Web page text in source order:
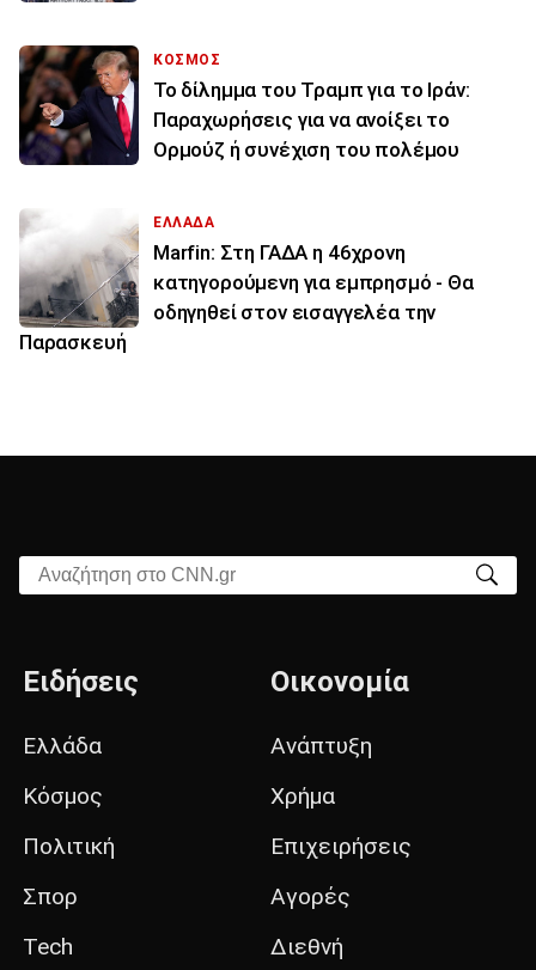
ΚΟΣΜΟΣ
Το δίλημμα του Τραμπ για το Ιράν:
Παραχωρήσεις για να ανοίξει το
Ορμούζ ή συνέχιση του πολέμου
ΕΛΛΑΔΑ
Marfin: Στη ΓΑΔΑ η 46χρονη
κατηγορούμενη για εμπρησμό - Θα
οδηγηθεί στον εισαγγελέα την
Παρασκευή
Αναζήτηση στο CNN.gr
Ειδήσεις
Ελλάδα
Κόσμος
Πολιτική
Σπορ
Tech
Οικονομία
Ανάπτυξη
Χρήμα
Επιχειρήσεις
Αγορές
Διεθνή